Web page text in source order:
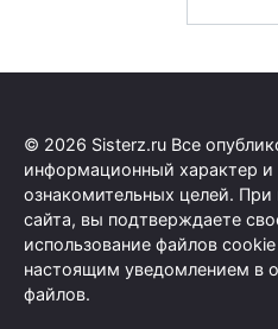
© 2026 Sisterz.ru Все
информационный характер и
ознакомительных целей. При
сайта, вы подтверждаете
использование файлов
настоящим уведомлением в
файлов.